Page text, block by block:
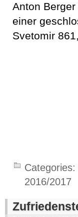
Anton
einer
Svetomir
Categories:
2016/2017